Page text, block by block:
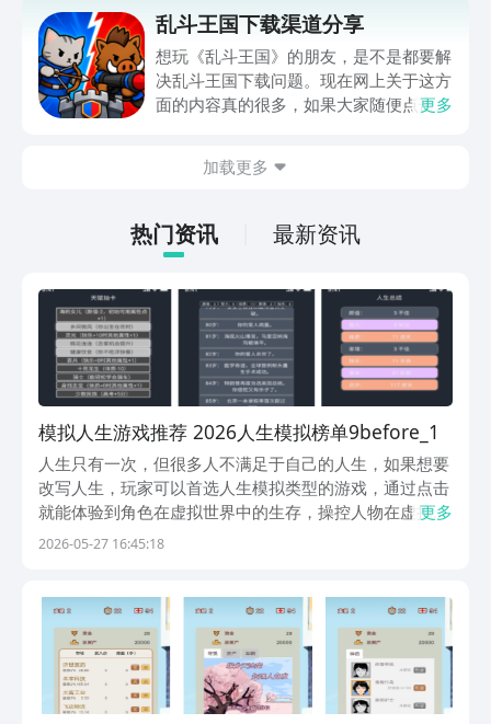
入到这个满是僵尸的世界努力求生，想玩
的可千万别错过，赶快来看一看吧。
乱斗王国下载渠道分享
想玩《乱斗王国》的朋友，是不是都要解
决乱斗王国下载问题。现在网上关于这方
面的内容真的很多，如果大家随便点击陌
app进行下载会更加方便，九游是手游福
游戏资源，还能及时查看后续的消息、活
动内容等相关信息。
更多
加载更多
热门资讯 最新资讯
模拟人生游戏推荐 2026人生模拟榜单9before_1
人生只有一次，但很多人不满足于自己的人生，如果想要
改写人生，玩家可以首选人生模拟类型的游戏，通过点击
就能体验到角色在虚拟世界中的生存，操控人物在虚拟世
界过上自己想要的生活，模拟人生游戏分享在下面，感兴
个...
更多
2026-05-27 16:45:18